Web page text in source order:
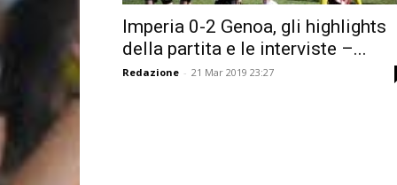
Imperia 0-2 Genoa, gli highlights
della partita e le interviste –...
Redazione - 21 Mar 2019 23:27